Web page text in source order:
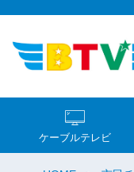
ケーブルテレビ